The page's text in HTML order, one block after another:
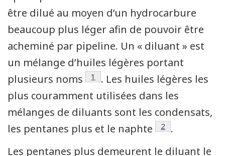
être dilué au moyen d’un hydrocarbure
beaucoup plus léger afin de pouvoir être
acheminé par pipeline. Un « diluant » est
un mélange d’huiles légères portant
plusieurs noms
Note de bas de page
1
. Les huiles légères les
plus couramment utilisées dans les
mélanges de diluants sont les condensats,
les pentanes plus et le naphte
Note de bas de
2
.
Les pentanes plus demeurent le diluant le